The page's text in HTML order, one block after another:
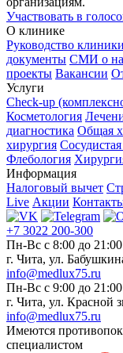
Участвовать в
О клинике
Руководство клиники
документы СМИ о
проекты Вакансии
Услуги
Check-up
Косметология
диагностика Общая
хирургия
Флебология
Информация
Налоговый вычет
Live Акции
+7 3022 200-300
Пн-Вс с 8:00 до 21:00
г. Чита, ул.
info@medlux75.ru
Пн-Вс с 9:00 до 21:00
г. Чита, ул. Красной
info@medlux75.ru
Имеются
специалистом